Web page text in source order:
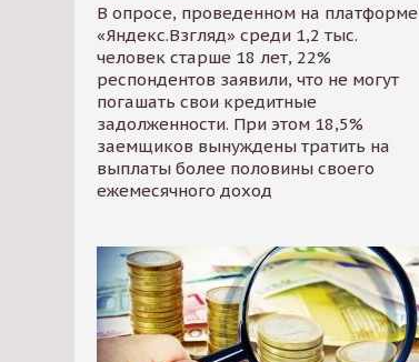
В опросе, проведенном на платформе
«Яндекс.Взгляд» среди 1,2 тыс.
человек старше 18 лет, 22%
респондентов заявили, что не могут
погашать свои кредитные
задолженности. При этом 18,5%
заемщиков вынуждены тратить на
выплаты более половины своего
ежемесячного доход